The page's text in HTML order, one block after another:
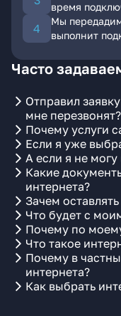
время
Мы
выполнит
Часто
Отправил
мне перезвонят?
Почему услуги
Если я уже
А если я не
Какие
интернета?
Зачем
Что будет с
Почему по
Что такое
Почему в
интернета?
Как выбрать